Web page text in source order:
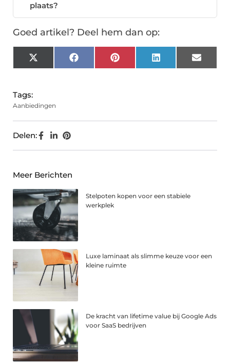
plaats?
Goed artikel? Deel hem dan op:
X
(Twitter)
FacebookPinterest LinkedIn Email
Tags:
Aanbiedingen
Delen:
Meer Berichten
Stelpoten kopen voor een stabiele
werkplek
Luxe laminaat als slimme keuze voor een
kleine ruimte
De kracht van lifetime value bij Google Ads
voor SaaS bedrijven